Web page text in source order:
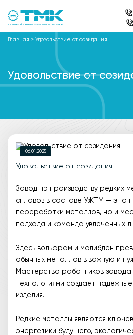
Главная > Удовольствие от созидания
Удовольствие от
06.01.2025
Удовольствие от созидания
Завод по производству редких
сплавов в составе УзКТМ — это
переработки металлов, но и
подхода и команда увлеченных
Здесь вольфрам и молибден
обычных металлов в важную и
Мастерство работников завода
технологиями создает
изделия.
Редкие металлы являются
энергетики будущего,